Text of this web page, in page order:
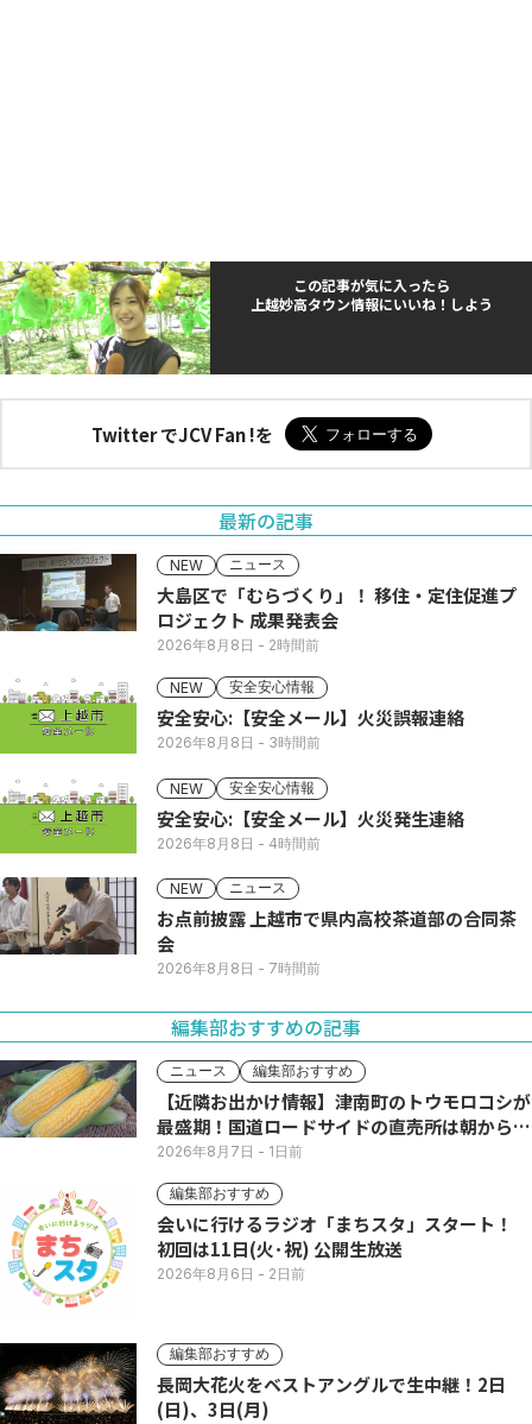
この記事が気に入ったら
上越妙高タウン情報にいいね！しよう
Twitter でJCV Fan !を
最新の記事
NEW ニュース
大島区で「むらづくり」！ 移住・定住促進プ
ロジェクト 成果発表会
2026年8月8日 - 2時間前
NEW 安全安心情報
安全安心:【安全メール】火災誤報連絡
2026年8月8日 - 3時間前
NEW 安全安心情報
安全安心:【安全メール】火災発生連絡
2026年8月8日 - 4時間前
NEW ニュース
お点前披露 上越市で県内高校茶道部の合同茶
会
2026年8月8日 - 7時間前
編集部おすすめの記事
ニュース 編集部おすすめ
【近隣お出かけ情報】津南町のトウモロコシが
最盛期！国道ロードサイドの直売所は朝から長
い列
2026年8月7日 - 1日前
編集部おすすめ
会いに行けるラジオ「まちスタ」スタート！
初回は11日(火･祝) 公開生放送
2026年8月6日 - 2日前
編集部おすすめ
長岡大花火をベストアングルで生中継！2日
(日)、3日(月)